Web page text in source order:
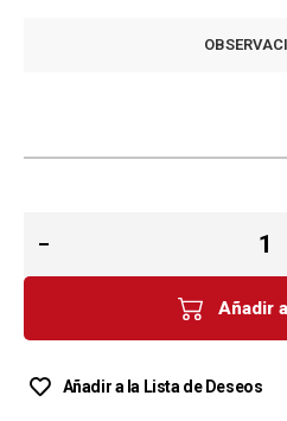
Añadir
Añadir a la Lista de Deseos